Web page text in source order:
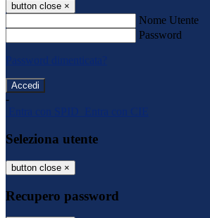
button close ×
Nome Utente
Password
Password dimenticata?
-
Entra con SPID
Entra con CIE
Seleziona utente
button close ×
Recupero password